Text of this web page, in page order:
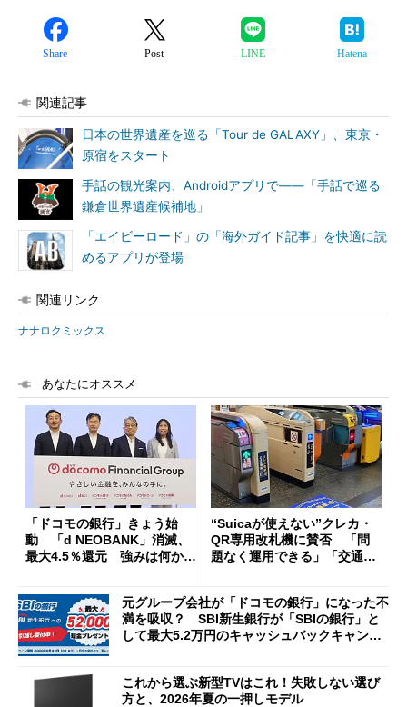
Share Post LINE Hatena
関連記事
日本の世界遺産を巡る「Tour de GALAXY」、東京・
原宿をスタート
手話の観光案内、Androidアプリで――「手話で巡る
鎌倉世界遺産候補地」
「エイビーロード」の「海外ガイド記事」を快適に読
めるアプリが登場
関連リンク
ナナロクミックス
あなたにオススメ
「ドコモの銀行」きょう始
動 「d NEOBANK」消滅、
最大4.5％還元 強みは何か解
“Suicaが使えない”クレカ・
QR専用改札機に賛否 「問
題なく運用できる」「交通系I
元グループ会社が「ドコモの銀行」になった不
満を吸収？ SBI新生銀行が「SBIの銀行」と
して最大5.2万円のキャッシュバックキャンペ
これから選ぶ新型TVはこれ！失敗しない選び
方と、2026年夏の一押しモデル